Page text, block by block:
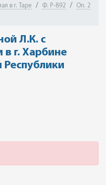
в г. Таре Ф. Р-892 Оп. 2
Л.К. с
г. Харбине